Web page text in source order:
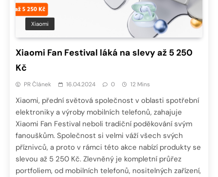
Xiaomi
Xiaomi Fan Festival láká na slevy až 5 250
Kč
PR Článek 16.04.2024 0 12 Mins
Xiaomi, přední světová společnost v oblasti spotřební
elektroniky a výroby mobilních telefonů, zahajuje
Xiaomi Fan Festival neboli tradiční poděkování svým
fanouškům. Společnost si velmi váží všech svých
příznivců, a proto v rámci této akce nabízí produkty se
slevou až 5 250 Kč. Zlevněný je kompletní průřez
portfoliem, od mobilních telefonů, nositelných zařízení,